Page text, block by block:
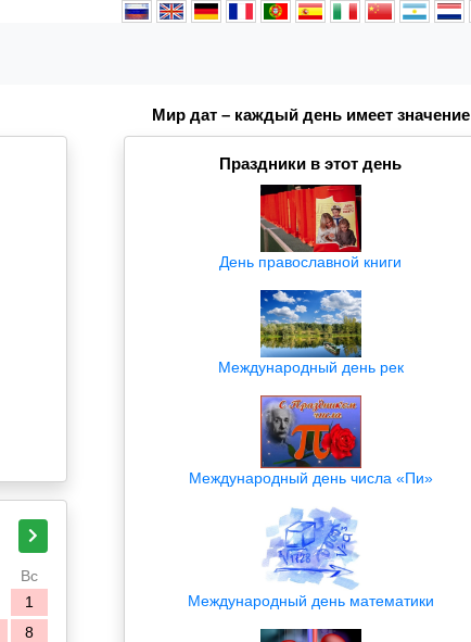
Мир дат – каждый день имеет значение
Вс
1
8
Праздники в этот день
День православной книги
Международный день рек
Международный день числа «Пи»
Международный день математики